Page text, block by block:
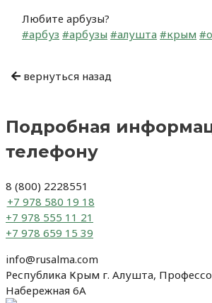
Любите арбузы?
#арбуз #арбузы #алушта #крым
Навигация
вернуться назад
Подробная
телефону
8 (800) 2228551
+7 978 580 19 18
+7 978 555 11 21
+7 978 659 15 39
info@rusalma.com
Республика Крым г. Алушта,
Набережная 6А